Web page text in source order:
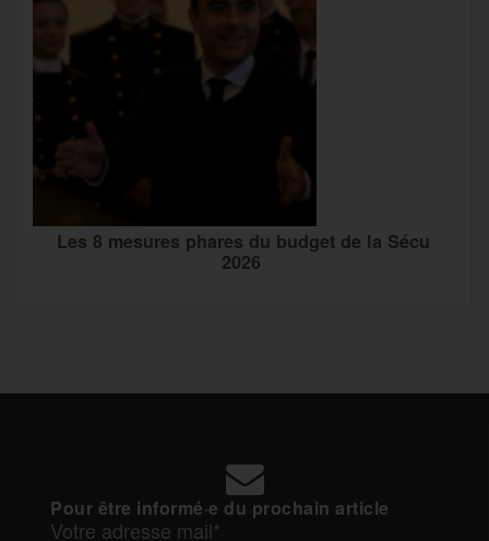
Les 8 mesures phares du budget de la Sécu
2026
Pour être informé·e du prochain article
Votre adresse mail*